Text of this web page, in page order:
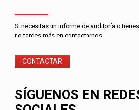
Si necesitas un informe de auditoría o
no tardes más en contactarnos.
CONTACTAR
SÍGUENOS EN